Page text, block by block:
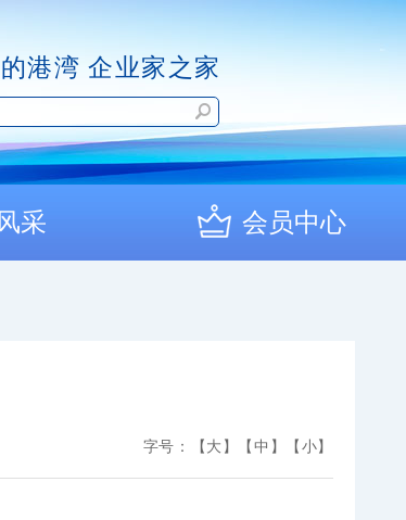
港湾 企业家之家
采 会员中心
字号： 【大】 【中】 【小】